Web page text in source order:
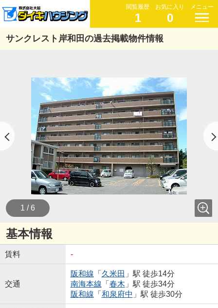
閲覧履歴
1
お気に入り
0
メニュー
サンクレスト岸和田の過去掲載物件情報
1 / 6
基本情報
賃料 -
交通
阪和線 「 久米田 」駅 徒歩14分
南海本線 「 春木 」駅 徒歩34分
阪和線 「 和泉府中 」駅 徒歩30分